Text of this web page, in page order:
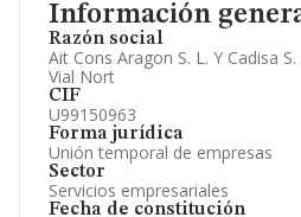
Información
Razón social
Ait Cons Aragon S. L. Y Cadisa S.
Vial Nort
CIF
U99150963
Forma jurídica
Unión temporal de empresas
Sector
Servicios empresariales
Fecha de constitución
Artículos de prensa
Información oficial y